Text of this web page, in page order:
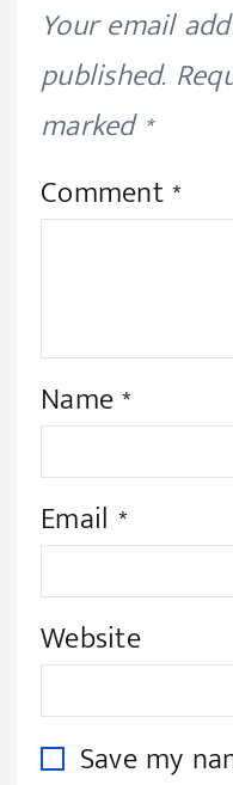
Your email
published.
marked*
Comment*
Name*
Email *
Website
Save my